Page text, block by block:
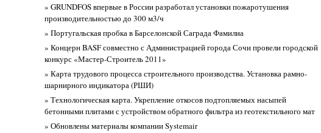
» GRUNDFOS впервые в России разработал установки пожаротушения
производительностью до 300 м3/ч
» Португальская пробка в Барселонской Саграда Фамилиа
» Концерн BASF совместно с Администрацией города Сочи провели городской
конкурс «Мастер-Строитель 2011»
» Карта трудового процесса строительного производства. Установка рамно-
шарнирного индикатора (РШИ)
» Технологическая карта. Укрепление откосов подтопляемых насыпей
бетонными плитами с устройством обратного фильтра из геотекстильного мат
» Обновлены материалы компании Systemair